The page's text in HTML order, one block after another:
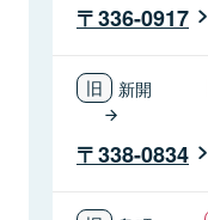
336-0917
新開
338-0834